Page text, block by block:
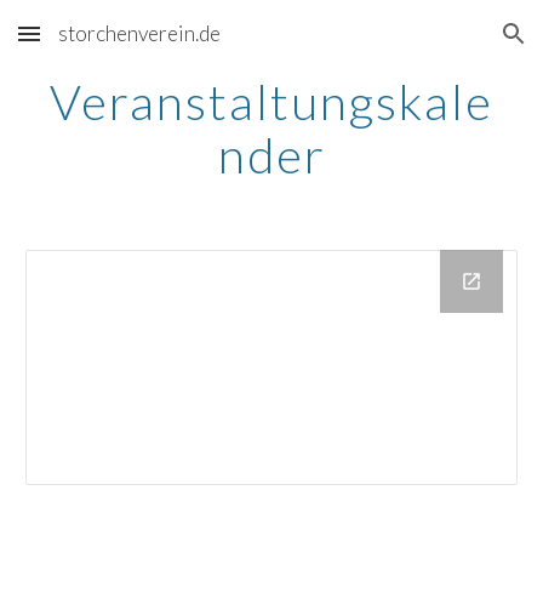
Skip to main content Skip to navigation
storchenverein.de
Veranstaltungskale
nder